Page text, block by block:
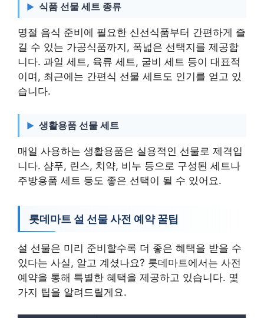
식품 선물 세트 종류
명절 음식 준비에 필요한 신선식품부터 간편하게 즐
길 수 있는 가공식품까지, 폭넓은 선택지를 제공합
니다. 과일 세트, 육류 세트, 굴비 세트 등이 대표적
이며, 최근에는 간편식 선물 세트도 인기를 얻고 있
습니다.
생활용품 선물 세트
매일 사용하는 생활용품은 실용적인 선물로 제격입
니다. 샴푸, 린스, 치약, 비누 등으로 구성된 세트나
주방용품 세트 등도 좋은 선택이 될 수 있어요.
롯데마트 설 선물 사전 예약 꿀팁
설 선물은 미리 준비할수록 더 좋은 혜택을 받을 수
있다는 사실, 알고 계셨나요? 롯데마트에서는 사전
예약을 통해 특별한 혜택을 제공하고 있습니다. 몇
가지 팁을 알려드릴게요.